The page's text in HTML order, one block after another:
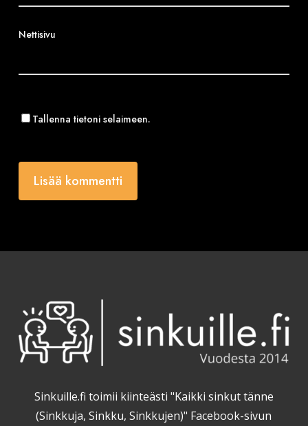
Nettisivu
Tallenna tietoni selaimeen.
Sinkuille.fi toimii kiinteästi "Kaikki sinkut tänne
(Sinkkuja, Sinkku, Sinkkujen)" Facebook-sivun